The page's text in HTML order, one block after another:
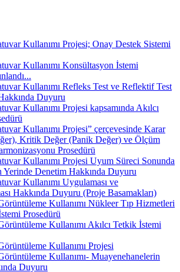
Kullanımı Projesi; Onay Destek Sistemi
Kullanımı Konsültasyon İstemi
Kullanımı Refleks Test ve Reflektif Test
Duyuru
Kullanımı Projesi kapsamında Akılcı
Kullanımı Projesi” çerçevesinde Karar
Kritik Değer (Panik Değer) ve Ölçüm
Prosedürü
Kullanımı Projesi Uyum Süreci Sonunda
Yerinde Denetim Hakkında Duyuru
Kullanımı Uygulaması ve
Hakkında Duyuru (Proje Basamakları)
Kullanımı Nükleer Tıp Hizmetleri
Prosedürü
Kullanımı Akılcı Tetkik İstemi
Kullanımı Projesi
Kullanımı- Muayenehanelerin
Duyuru